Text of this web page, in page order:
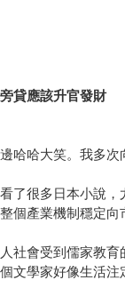
貸應該升官發財
哈哈大笑。我多
了很多日本小說
個產業機制穩定
社會受到儒家教
文學家好像生活